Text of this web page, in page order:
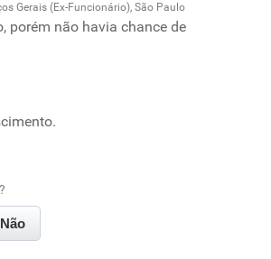
familiar
empresa
Gerais (Ex-Funcionário), São Paulo
porém não havia chance de
Não